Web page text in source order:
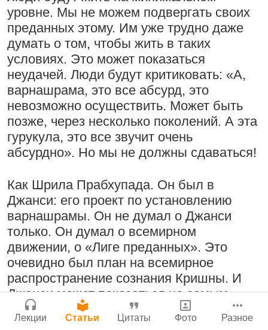
Токио, Япония
Бог, наука и атеизм, часть 2: Хвала
слушателям!
9:25 |17 июля 2024|
Атланта, Джорджия, США
Поклоняться Бхактивиноду Тхакуру,
исполняя его бхаджаны
1:14:02
12 сентября
2008|Бойсе, Айдахо, США
Радхарани — глава департамента
служений
1:05:35 7 сентября 2008|
уровне. Мы не можем подвергать своих
преданных этому. Им уже трудно даже
думать о том, чтобы жить в таких
условиях. Это может показаться
неудачей. Люди будут критиковать: «А,
варнашрама, это все абсурд, это
невозможно осуществить. Может быть
позже, через несколько поколений. А эта
гурукула, это все звучит очень
абсурдно». Но мы не должны сдаваться!
Как Шрила Прабхупада. Он был в
Джанси: его проект по установлению
варнашрамы. Он не думал о Джанси
только. Он думал о всемирном
движении, о «Лиге преданных». Это
очевидно был план на всемирное
распространение сознания Кришны. И
Джанси может показаться не самым
лучшим местом, чтобы начинать
всемирное движение, и даже движение
Следовать по стопам ачарьев
4 августа 2026
Молитвы Санатаны Госвами к Господу
Чайтанье
29 июля 2026
Нектар имени Кришны
24 июля 2026
Шраванам-киртанам в Васильево 2026
Джанмаштами в Тбилиси 2025
YouTube |ВК Видео |Дзен|RuTube
Ссылки
Контакты
Сайт
Войти|Регистрация|История версий
Инструкция
Лекции Статьи Цитаты Фото Разное